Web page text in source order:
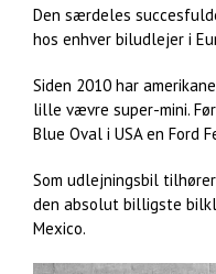
Den særdeles
hos enhver biludlejer i
Siden 2010 har
lille vævre super-mini.
Blue Oval i USA en Ford
Som udlejningsbil
den absolut billigste
Mexico.